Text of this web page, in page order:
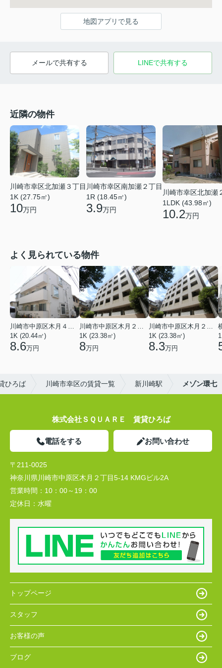
地図アプリで見る
メールで共有する LINEで共有する
近隣の物件
川崎市幸区北加瀬３丁目
1K (27.75㎡)
10万円
川崎市幸区南加瀬２丁目
1R (18.45㎡)
3.9万円
川崎市幸区北加瀬
1LDK (43.98㎡)
10.2万円
よく見られている物件
川崎市中原区木月４丁目
1K (20.44㎡)
8.6万円
川崎市中原区木月２丁目
1K (23.38㎡)
8万円
川崎市中原区木月２丁目
1K (23.38㎡)
8.3万円
ひろば 川崎市幸区の賃貸一覧 新川崎駅 メゾン環七
株式会社ＳＱＵＡＲＥ 賃貸ひろば
電話をする お問い合わせ
〒211-0025
神奈川県川崎市中原区木月２丁目5-14 KMGビル2A
営業時間： 10：00～19：00
定休日： 水曜
トップページ
スタッフ
お客様の声
ブログ